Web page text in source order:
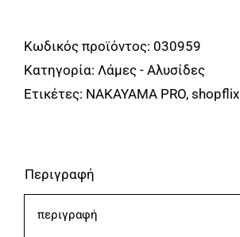
Κωδικός προϊόντος: 030959
Κατηγορία: Λάμες - Αλυσίδες
Ετικέτες: NAKAYAMA PRO, shopflix
Περιγραφή
περιγραφή